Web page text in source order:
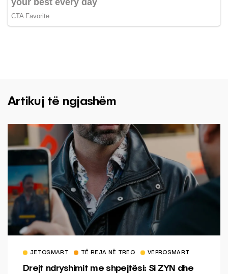
Artikuj të ngjashëm
JETOSMART TË REJA NË TREG VEPROSMART
Drejt ndryshimit me shpejtësi: Si ZYN dhe